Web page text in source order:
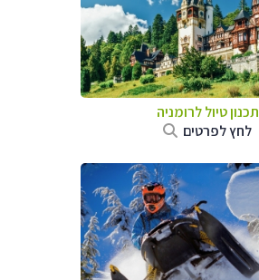
תכנון טיול לרומניה
לחץ לפרטים